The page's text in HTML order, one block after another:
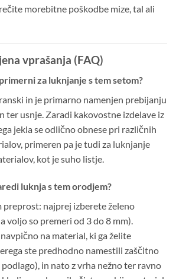
morebitne poškodbe mize, tal ali
vprašanja (FAQ)
za luknjanje s tem setom?
in je primarno namenjen prebijanju
ter usnje. Zaradi kakovostne izdelave iz
jekla se odlično obnese pri različnih
primeren pa je tudi za luknjanje
kot je suho listje.
luknja s tem orodjem?
preprost: najprej izberete želeno
voljo so premeri od 3 do 8 mm).
na material, ki ga želite
ste predhodno namestili zaščitno
in nato z vrha nežno ter ravno